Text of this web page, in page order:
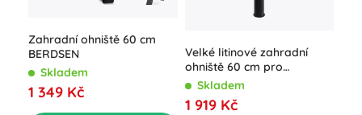
Zahradní ohniště 60 cm
BERDSEN
Skladem
1 349 Kč
Velké litinové zahradní
ohniště 60 cm pro
pohodové táboráky
Skladem
1 919 Kč